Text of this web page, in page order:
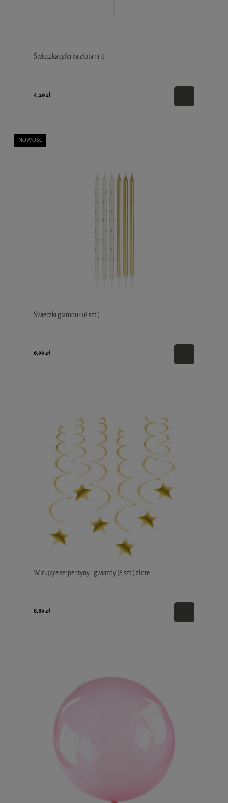
Świeczka cyferka złota nr 6
4,29 zł
Świeczki glamour (6 szt.)
6,99 zł
NOWOŚĆ
Wirujące serpentyny - gwiazdy (6 szt.) złote
8,89 zł